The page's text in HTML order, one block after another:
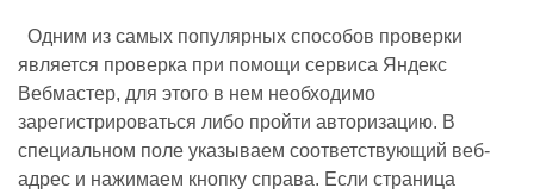
Одним из самых популярных способов проверки
является проверка при помощи сервиса Яндекс
Вебмастер, для этого в нем необходимо
зарегистрироваться либо пройти авторизацию. В
специальном поле указываем соответствующий веб-
адрес и нажимаем кнопку справа. Если страница